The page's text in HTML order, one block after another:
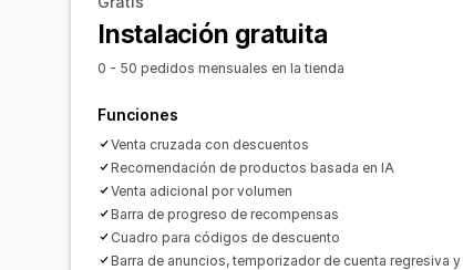
Instalación gratuita
0 - 50 pedidos mensuales en la tienda
Funciones
Venta cruzada con descuentos
Recomendación de productos basada en IA
Venta adicional por volumen
Barra de progreso de recompensas
Cuadro para códigos de descuento
Barra de anuncios, temporizador de cuenta regresiva y